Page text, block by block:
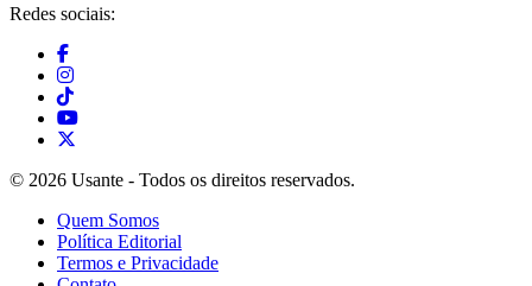
Redes sociais:
© 2026 Usante - Todos os direitos reservados.
Quem Somos
Política Editorial
Termos e Privacidade